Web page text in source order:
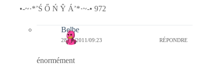
•-~·*’Ś Ő Ń Ŷ Á’*·~-• 972
Belbe
28/01/2011/09:23 RÉPONDRE
énormément